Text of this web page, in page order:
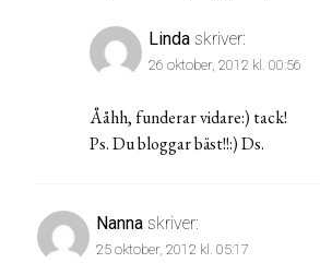
Linda skriver:
26 oktober, 2012 kl. 00:56
Ååhh, funderar vidare:) tack!
Ps. Du bloggar bäst!!:) Ds.
Nanna skriver:
25 oktober, 2012 kl. 05:17